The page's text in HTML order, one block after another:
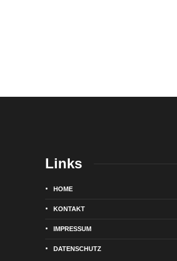
Links
HOME
KONTAKT
IMPRESSUM
DATENSCHUTZ